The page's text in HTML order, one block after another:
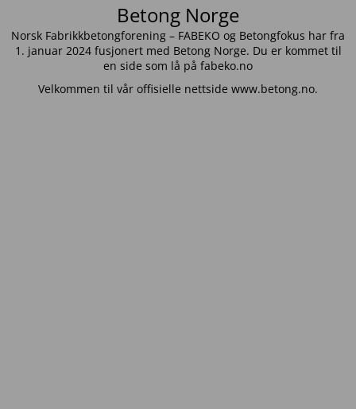
Betong Norge
Norsk Fabrikkbetongforening – FABEKO og Betongfokus har fra
1. januar 2024 fusjonert med Betong Norge. Du er kommet til
en side som lå på fabeko.no
Velkommen til vår offisielle nettside www.betong.no.